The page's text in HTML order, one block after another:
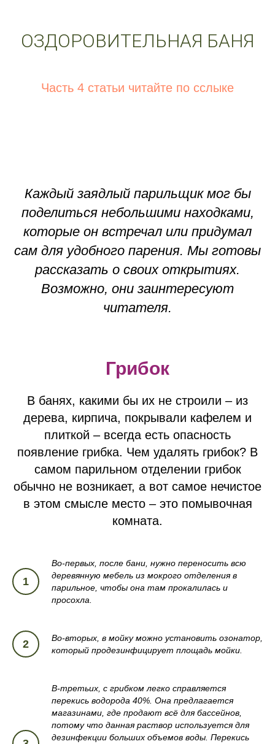
ОЗДОРОВИТЕЛЬНАЯ БАНЯ
Часть 4 статьи читайте по сслыке
Каждый заядлый парильщик мог бы
поделиться небольшими находками,
которые он встречал или придумал
сам для удобного парения. Мы готовы
рассказать о своих открытиях.
Возможно, они заинтересуют
читателя.
Грибок
В банях, какими бы их не строили – из
дерева, кирпича, покрывали кафелем и
плиткой – всегда есть опасность
появление грибка. Чем удалять грибок? В
самом парильном отделении грибок
обычно не возникает, а вот самое нечистое
в этом смысле место – это помывочная
комната.
Во-первых, после бани, нужно переносить всю
деревянную мебель из мокрого отделения в
парильное, чтобы она там прокалилась и
просохла.
Во-вторых, в мойку можно установить озонатор,
который продезинфицирует площадь мойки.
В-третьих, с грибком легко справляется
перекись водорода 40%. Она предлагается
магазинами, где продают всё для бассейнов,
потому что данная раствор используется для
дезинфекции больших объемов воды. Перекись